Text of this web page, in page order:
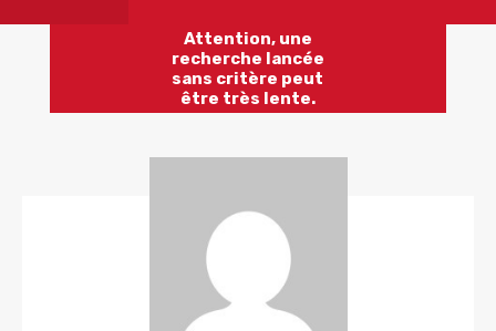
Attention, une
recherche lancée
sans critère peut
être très lente.